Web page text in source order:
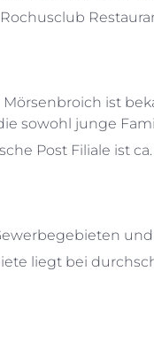
Mörsenbroich ist
sowohl junge
Post Filiale ist
liegt bei